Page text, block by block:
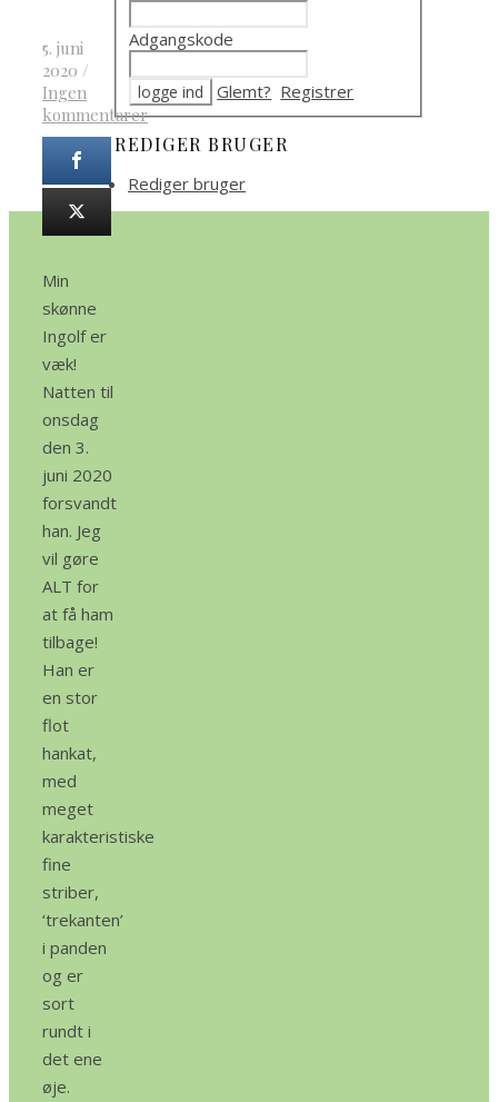
5. juni
2020 /
Ingen
kommentarer
Min
skønne
Ingolf er
væk!
Natten til
onsdag
den 3.
juni 2020
forsvandt
han. Jeg
vil gøre
ALT for
at få ham
tilbage!
Han er
en stor
flot
hankat,
med
meget
karakteristiske
fine
striber,
‘trekanten’
i panden
og er
sort
rundt i
det ene
øje.
Adgangskode
Glemt? Registrer
REDIGER BRUGER
Rediger bruger